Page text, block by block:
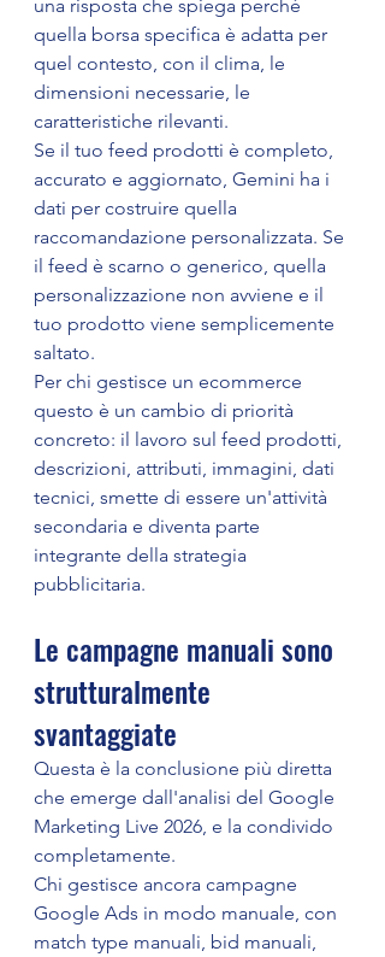
una risposta che spiega perché
quella borsa specifica è adatta per
quel contesto, con il clima, le
dimensioni necessarie, le
caratteristiche rilevanti.
Se il tuo feed prodotti è completo,
accurato e aggiornato, Gemini ha i
dati per costruire quella
raccomandazione personalizzata. Se
il feed è scarno o generico, quella
personalizzazione non avviene e il
tuo prodotto viene semplicemente
saltato.
Per chi gestisce un ecommerce
questo è un cambio di priorità
concreto: il lavoro sul feed prodotti,
descrizioni, attributi, immagini, dati
tecnici, smette di essere un'attività
secondaria e diventa parte
integrante della strategia
pubblicitaria.
Le campagne manuali sono
strutturalmente
svantaggiate
Questa è la conclusione più diretta
che emerge dall'analisi del Google
Marketing Live 2026, e la condivido
completamente.
Chi gestisce ancora campagne
Google Ads in modo manuale, con
match type manuali, bid manuali,